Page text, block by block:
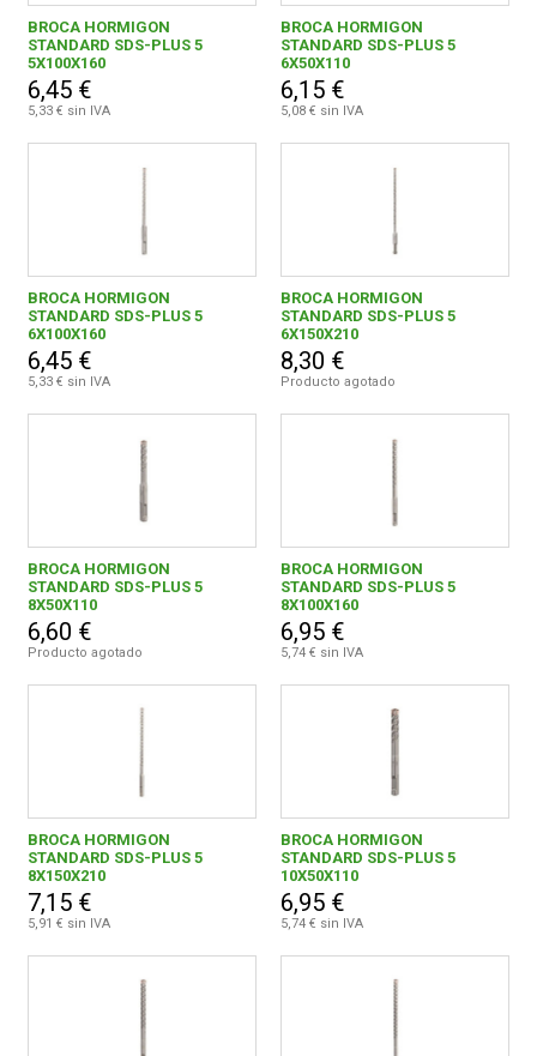
BROCA HORMIGON
STANDARD SDS-PLUS 5
5X100X160
6,45 €
5,33 € sin IVA
BROCA HORMIGON
STANDARD SDS-PLUS 5
6X50X110
6,15 €
5,08 € sin IVA
BROCA HORMIGON
STANDARD SDS-PLUS 5
6X100X160
6,45 €
5,33 € sin IVA
BROCA HORMIGON
STANDARD SDS-PLUS 5
6X150X210
8,30 €
Producto agotado
BROCA HORMIGON
STANDARD SDS-PLUS 5
8X50X110
6,60 €
Producto agotado
BROCA HORMIGON
STANDARD SDS-PLUS 5
8X100X160
6,95 €
5,74 € sin IVA
BROCA HORMIGON
STANDARD SDS-PLUS 5
8X150X210
7,15 €
5,91 € sin IVA
BROCA HORMIGON
STANDARD SDS-PLUS 5
10X50X110
6,95 €
5,74 € sin IVA